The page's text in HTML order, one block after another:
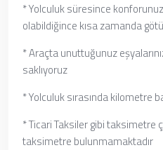
* Yolculuk süresince
olabildiğince kısa zamanda
* Araçta unuttuğunuz
saklıyoruz
* Yolculuk sırasında kilometre
* Ticari Taksiler gibi taksimetre
taksimetre bulunmamaktadır